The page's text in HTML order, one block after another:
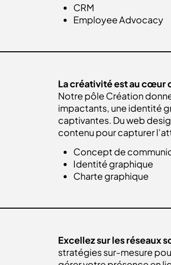
CRM
Employee Advocacy
La créativité est au cœur
Notre pôle Création
impactants, une identité
captivantes. Du web
contenu pour capturer
Concept de
Identité graphique
Charte graphique
Excellez sur les réseaux
stratégies sur-mesure